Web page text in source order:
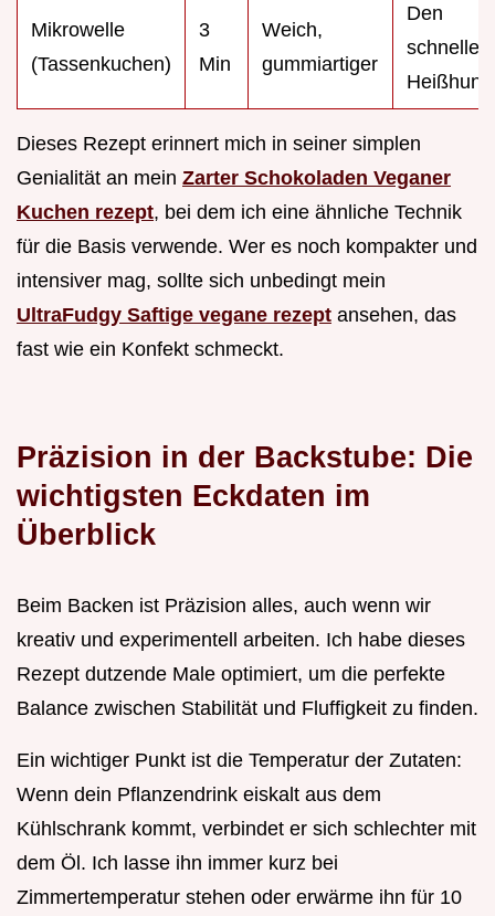
Mikrowelle
(Tassenkuchen)
3
Min
Weich,
gummiartiger
Den
schnellen
Dieses Rezept erinnert mich in seiner simplen
Genialität an mein Zarter Schokoladen Veganer
Kuchen rezept, bei dem ich eine ähnliche Technik
für die Basis verwende. Wer es noch kompakter und
intensiver mag, sollte sich unbedingt mein
UltraFudgy Saftige vegane rezept ansehen, das
fast wie ein Konfekt schmeckt.
Präzision in der Backstube: Die
wichtigsten Eckdaten im
Überblick
Beim Backen ist Präzision alles, auch wenn wir
kreativ und experimentell arbeiten. Ich habe dieses
Rezept dutzende Male optimiert, um die perfekte
Balance zwischen Stabilität und Fluffigkeit zu finden.
Ein wichtiger Punkt ist die Temperatur der Zutaten:
Wenn dein Pflanzendrink eiskalt aus dem
Kühlschrank kommt, verbindet er sich schlechter mit
dem Öl. Ich lasse ihn immer kurz bei
Zimmertemperatur stehen oder erwärme ihn für 10